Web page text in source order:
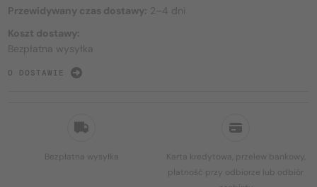
Bezpłatna wysyłka
Karta kredytowa, przelew bankowy,
płatność przy odbiorze lub odbiór
Przewidywany czas dostawy: 2–4 dni
Koszt dostawy:
Bezpłatna wysyłka
O DOSTAWIE